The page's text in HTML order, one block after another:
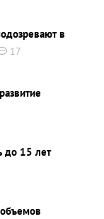
в
17
до 15 лет